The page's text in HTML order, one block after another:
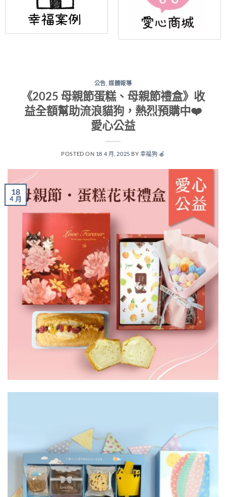
公告 媒體報導
《2025 母親節蛋糕、母親節禮盒》收
益全額幫助流浪貓狗，熱烈預購中❤️
愛心公益
POSTED ON 18 4 月, 2025 BY 幸福狗 🍎
18
4 月